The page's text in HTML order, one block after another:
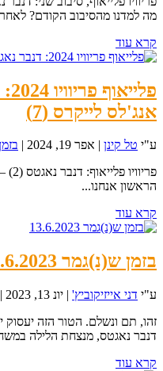
מה למדנו מהסיבוב הקודם?
קרא עוד
אנג'לס לייקרס (7)
ע"י טל קינן | אפר 19, 2024 |
הראשון אנחנו...
קרא עוד
בזמן ש(נ)גמר 13.6.2023
ע"י דני אייזיקוביץ' | יונ 13, 2023 |
זהו, תם ונשלם. הטור הזה יעסוק
דנבר נאגטס, מנצחת הלילה
קרא עוד